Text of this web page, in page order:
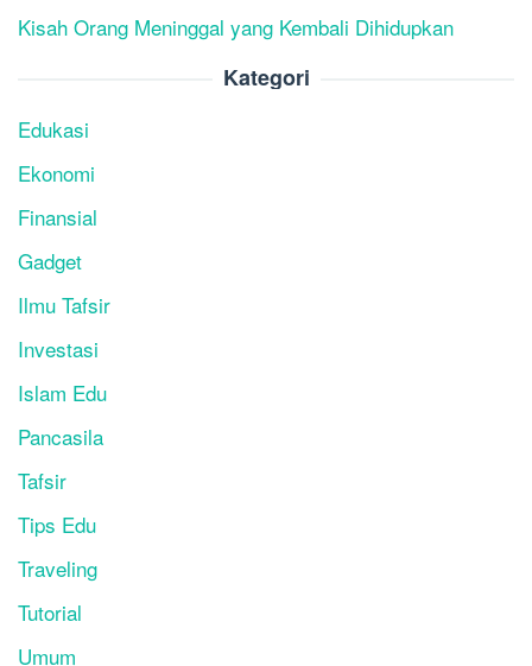
Kisah Orang Meninggal yang Kembali Dihidupkan
Kategori
Edukasi
Ekonomi
Finansial
Gadget
Ilmu Tafsir
Investasi
Islam Edu
Pancasila
Tafsir
Tips Edu
Traveling
Tutorial
Umum